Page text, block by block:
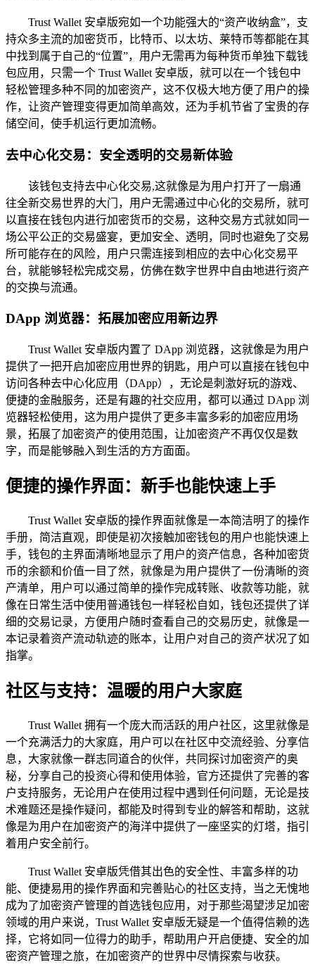
Trust Wallet 安卓版宛如一个功能强大的“资产收纳盒”，支
持众多主流的加密货币，比特币、以太坊、莱特币等都能在其
中找到属于自己的“位置”，用户无需再为每种货币单独下载钱
包应用，只需一个 Trust Wallet 安卓版，就可以在一个钱包中
轻松管理多种不同的加密资产，这不仅极大地方便了用户的操
作，让资产管理变得更加简单高效，还为手机节省了宝贵的存
储空间，使手机运行更加流畅。
去中心化交易：安全透明的交易新体验
该钱包支持去中心化交易,这就像是为用户打开了一扇通
往全新交易世界的大门，用户无需通过中心化的交易所，就可
以直接在钱包内进行加密货币的交易，这种交易方式就如同一
场公平公正的交易盛宴，更加安全、透明，同时也避免了交易
所可能存在的风险，用户只需连接到相应的去中心化交易平
台，就能够轻松完成交易，仿佛在数字世界中自由地进行资产
的交换与流通。
DApp 浏览器：拓展加密应用新边界
Trust Wallet 安卓版内置了 DApp 浏览器，这就像是为用户
提供了一把开启加密应用世界的钥匙，用户可以直接在钱包中
访问各种去中心化应用（DApp），无论是刺激好玩的游戏、
便捷的金融服务，还是有趣的社交应用，都可以通过 DApp 浏
览器轻松使用，这为用户提供了更多丰富多彩的加密应用场
景，拓展了加密资产的使用范围，让加密资产不再仅仅是数
字，而是能够融入到生活的方方面面。
便捷的操作界面：新手也能快速上手
Trust Wallet 安卓版的操作界面就像是一本简洁明了的操作
手册，简洁直观，即使是初次接触加密钱包的用户也能快速上
手，钱包的主界面清晰地显示了用户的资产信息，各种加密货
币的余额和价值一目了然，就像是为用户提供了一份清晰的资
产清单，用户可以通过简单的操作完成转账、收款等功能，就
像在日常生活中使用普通钱包一样轻松自如，钱包还提供了详
细的交易记录，方便用户随时查看自己的交易历史，就像是一
本记录着资产流动轨迹的账本，让用户对自己的资产状况了如
指掌。
社区与支持：温暖的用户大家庭
Trust Wallet 拥有一个庞大而活跃的用户社区，这里就像是
一个充满活力的大家庭，用户可以在社区中交流经验、分享信
息，大家就像一群志同道合的伙伴，共同探讨加密资产的奥
秘，分享自己的投资心得和使用体验，官方还提供了完善的客
户支持服务，无论用户在使用过程中遇到任何问题，无论是技
术难题还是操作疑问，都能及时得到专业的解答和帮助，这就
像是为用户在加密资产的海洋中提供了一座坚实的灯塔，指引
着用户安全前行。
Trust Wallet 安卓版凭借其出色的安全性、丰富多样的功
能、便捷易用的操作界面和完善贴心的社区支持，当之无愧地
成为了加密资产管理的首选钱包应用，对于那些渴望涉足加密
领域的用户来说，Trust Wallet 安卓版无疑是一个值得信赖的选
择，它将如同一位得力的助手，帮助用户开启便捷、安全的加
密资产管理之旅，在加密资产的世界中尽情探索与收获。